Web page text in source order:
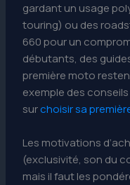
gardant un usage
touring) ou des
660 pour un
débutants, des
première moto
exemple des
surchoisir sa
Les motivations
(exclusivité, son du
mais il faut les